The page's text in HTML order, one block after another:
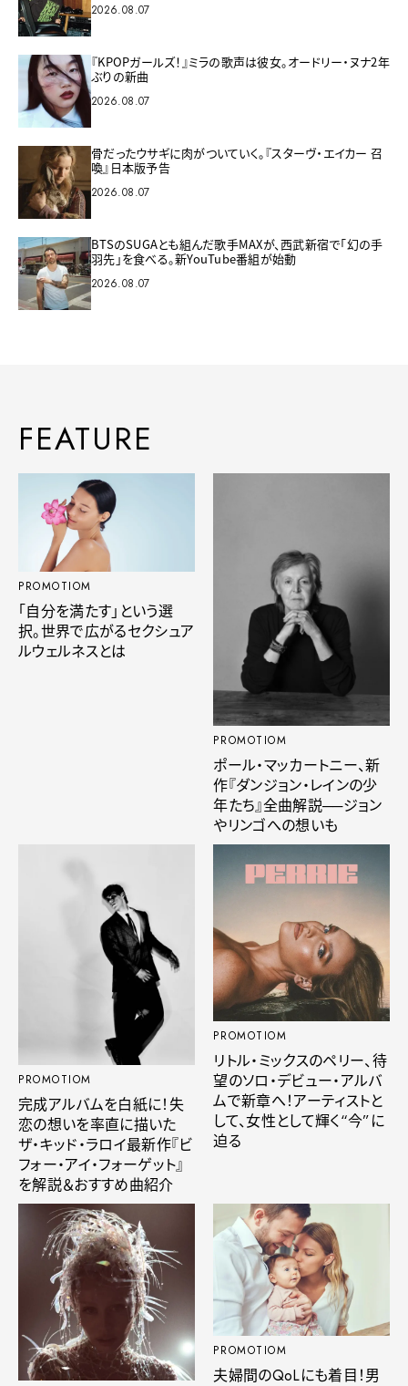
2026.08.07
『KPOPガールズ！』ミラの歌声は彼女。オードリー・ヌナ2年
ぶりの新曲
2026.08.07
骨だったウサギに肉がついていく。『スターヴ・エイカー 召
喚』日本版予告
2026.08.07
BTSのSUGAとも組んだ歌手MAXが、西武新宿で「幻の手
羽先」を食べる。新YouTube番組が始動
2026.08.07
FEATURE
PROMOTIOM
「自分を満たす」という選
択。世界で広がるセクシュア
ルウェルネスとは
PROMOTIOM
ポール・マッカートニー、新
作『ダンジョン・レインの少
年たち』全曲解説──ジョン
やリンゴへの想いも
PROMOTIOM
完成アルバムを白紙に！失
恋の想いを率直に描いた
ザ・キッド・ラロイ最新作『ビ
フォー・アイ・フォーゲット』
を解説＆おすすめ曲紹介
PROMOTIOM
リトル・ミックスのペリー、待
望のソロ・デビュー・アルバ
ムで新章へ！アーティストと
して、女性として輝く“今”に
迫る
PROMOTIOM
夫婦間のQoLにも着目！男